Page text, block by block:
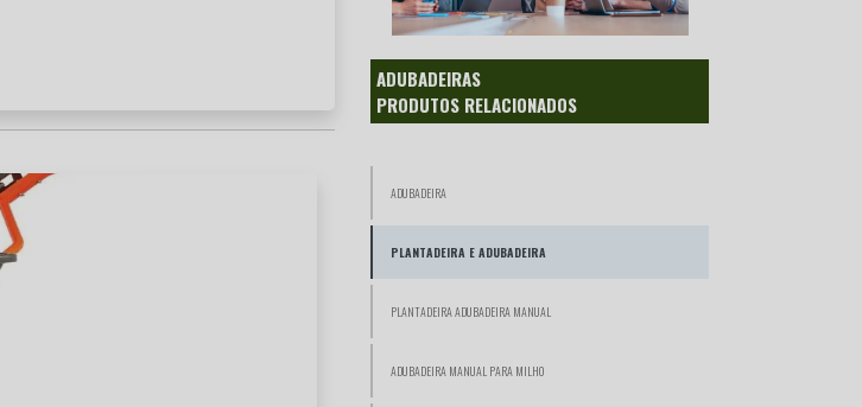
ADUBADEIRAS
PRODUTOS RELACIONADOS
ADUBADEIRA
PLANTADEIRA E ADUBADEIRA
PLANTADEIRA ADUBADEIRA MANUAL
ADUBADEIRA MANUAL PARA MILHO